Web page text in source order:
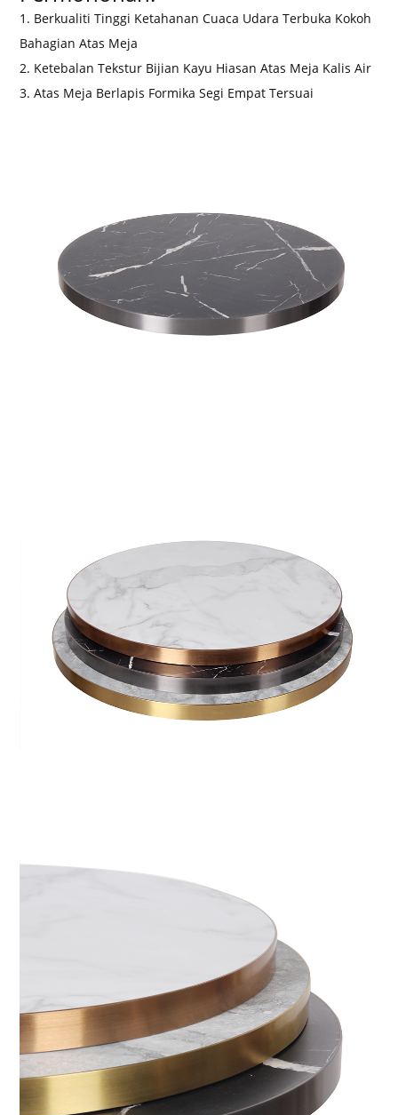
1. Berkualiti Tinggi Ketahanan Cuaca Udara Terbuka Kokoh
Bahagian Atas Meja
2. Ketebalan Tekstur Bijian Kayu Hiasan Atas Meja Kalis Air
3. Atas Meja Berlapis Formika Segi Empat Tersuai